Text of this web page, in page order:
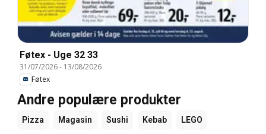
Føtex - Uge 32 33
31/07/2026- 13/08/2026
Føtex
Andre populære produkter
Pizza Magasin Sushi Kebab LEGO